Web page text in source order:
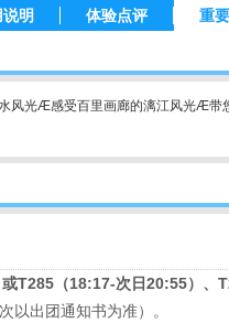
明 体验点评 重
风光Æ感受百里画廊的漓江风光Æ
或T285 （18:17-次日20:55）、
以出团通知书为准）。